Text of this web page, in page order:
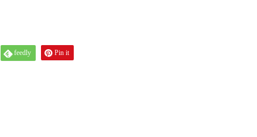
feedly Pin it